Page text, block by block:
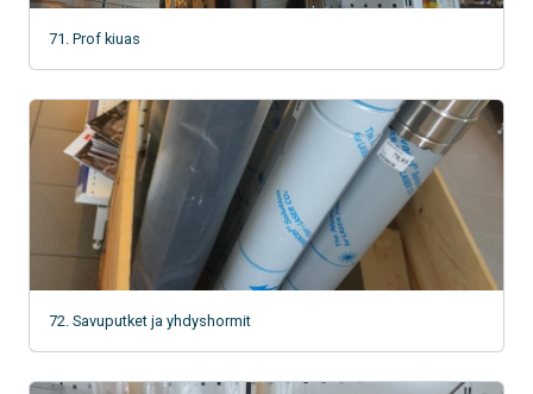
71. Prof kiuas
72. Savuputket ja yhdyshormit